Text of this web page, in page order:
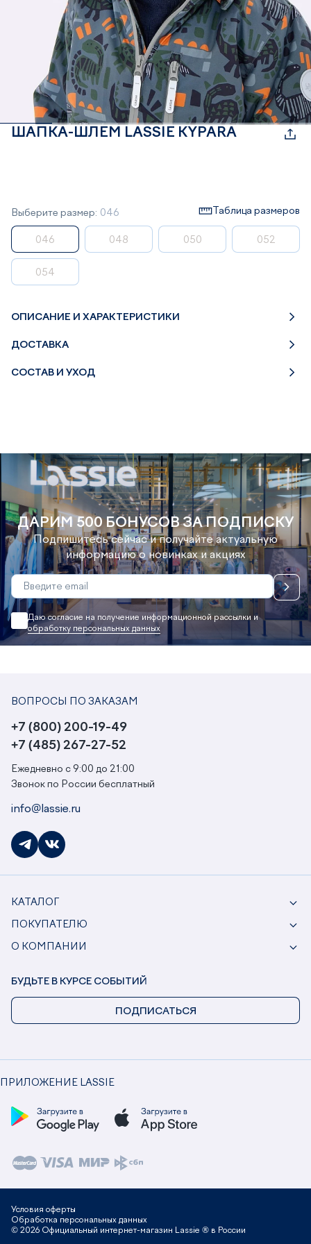
ШАПКА-ШЛЕМ LASSIE KYPARA
Выберите размер: 046 Таблица размеров
046 048 050 052
054
ОПИСАНИЕ И ХАРАКТЕРИСТИКИ
ДОСТАВКА
СОСТАВ И УХОД
ДАРИМ 500 БОНУСОВ ЗА ПОДПИСКУ
Подпишитесь сейчас и получайте актуальную
информацию о новинках и акциях
Даю согласие на получение информационной рассылки и
обработку персональных данных
ВОПРОСЫ ПО ЗАКАЗАМ
+7 (800) 200-19-49
+7 (485) 267-27-52
Ежедневно с 9:00 до 21:00
Звонок по России бесплатный
info@lassie.ru
КАТАЛОГ
ПОКУПАТЕЛЮ
О КОМПАНИИ
ПРИЛОЖЕНИЕ LASSIE
БУДЬТЕ В КУРСЕ СОБЫТИЙ
ПОДПИСАТЬСЯ
© 2026 Официальный интернет-магазин Lassie ® в России
Условия оферты
Обработка персональных данных